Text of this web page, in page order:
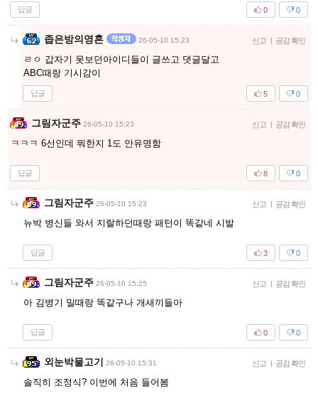
답글 0
0
좁은방의영혼 26-05-10 15:23 신고 | 공감 확인
ㄹㅇ 갑자기 못보던아이디들이 글쓰고 댓글달고
ABC때랑 기시감이
답글 0
5
그림자군주 26-05-10 15:23 신고 | 공감 확인
ㅋㅋㅋ 6선인데 뭐한지 1도 안유명함
답글 0
8
그림자군주 26-05-10 15:23 신고 | 공감 확인
뉴박 병신들 와서 지랄하던때랑 패턴이 똑같네 시발
답글 0
3
그림자군주 26-05-10 15:25 신고 | 공감 확인
아 김병기 밀때랑 똑같구나 개새끼들아
답글 0
0
외눈박물고기 26-05-10 15:31 신고 | 공감 확인
솔직히 조정식? 이번에 처음 들어봄